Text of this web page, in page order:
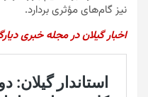
نیز گام‌های مؤثری بردارد.
اخبار گیلان در مجله خبری